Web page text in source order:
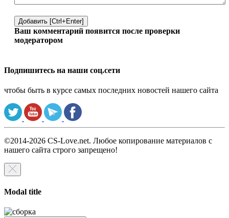
Добавить [Ctrl+Enter]
Ваш комментарий появится после проверки
модератором
Подпишитесь на наши соц.сети
чтобы быть в курсе самых последних новостей нашего сайта
©2014-2026 CS-Love.net. Любое копирование материалов с
нашего сайта строго запрещено!
Modal title